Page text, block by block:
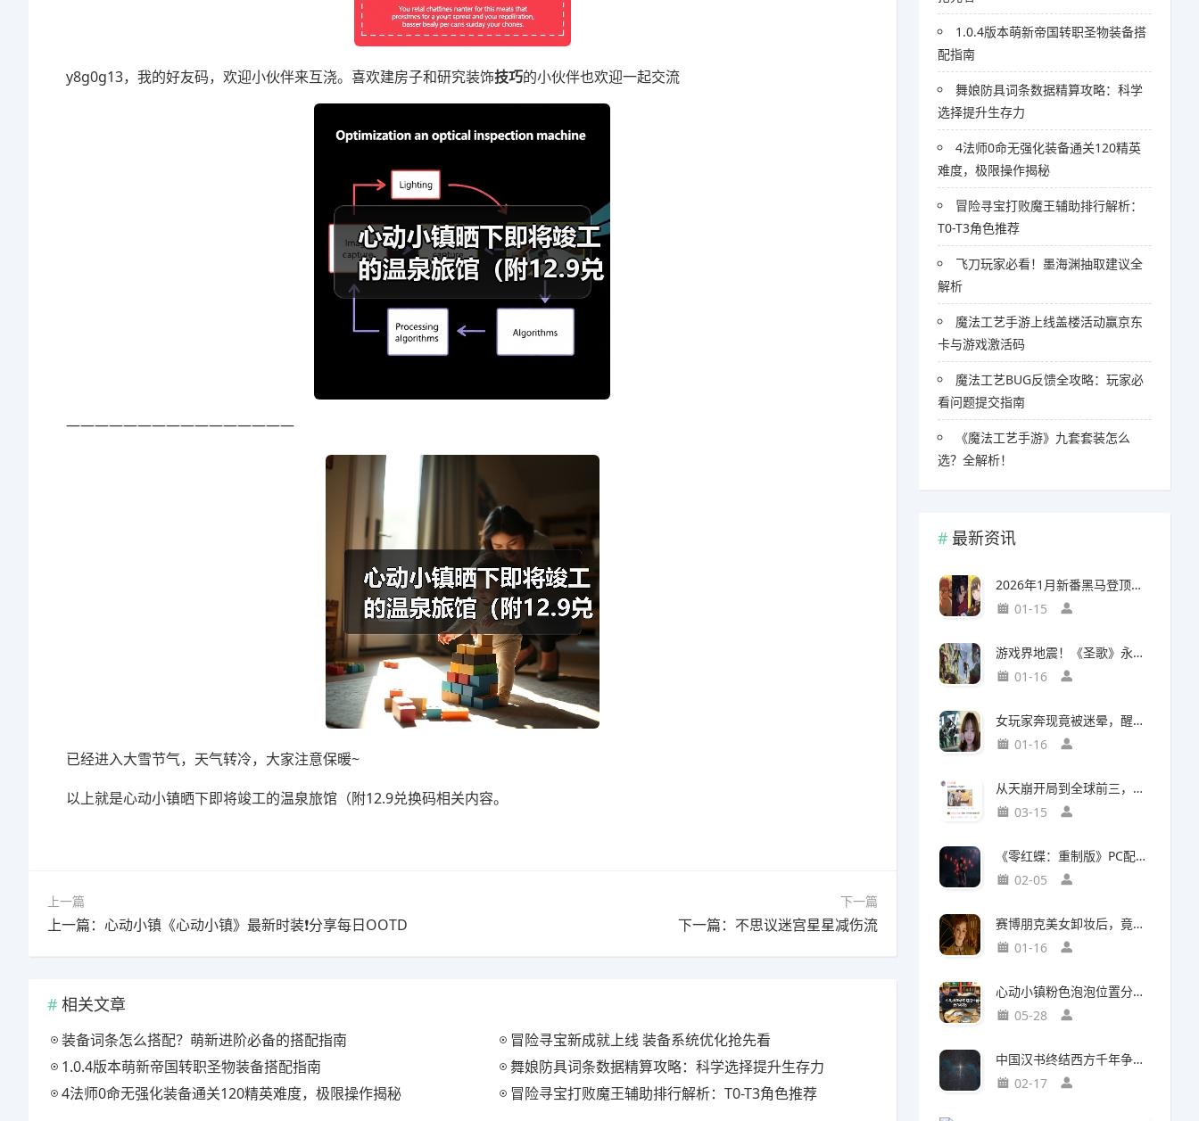
y8g0g13，我的好友码，欢迎小伙伴来互浇。喜欢建房子和研究装饰技巧的小伙伴也欢迎一起交流
————————————————
已经进入大雪节气，天气转冷，大家注意保暖~
以上就是心动小镇晒下即将竣工的温泉旅馆（附12.9兑换码相关内容。
上一篇
上一篇：心动小镇《心动小镇》最新时装❗分享每日OOTD
下一篇
下一篇：不思议迷宫星星减伤流
相关文章
装备词条怎么搭配？萌新进阶必备的搭配指南
冒险寻宝新成就上线 装备系统优化抢先看
1.0.4版本萌新帝国转职圣物装备搭配指南
舞娘防具词条数据精算攻略：科学选择提升生存力
4法师0命无强化装备通关120精英难度，极限操作揭秘
冒险寻宝打败魔王辅助排行解析：T0-T3角色推荐
1.0.4版本萌新帝国转职圣物装备搭
配指南
舞娘防具词条数据精算攻略：科学
选择提升生存力
4法师0命无强化装备通关120精英
难度，极限操作揭秘
冒险寻宝打败魔王辅助排行解析：
T0-T3角色推荐
飞刀玩家必看！墨海渊抽取建议全
解析
魔法工艺手游上线盖楼活动赢京东
卡与游戏激活码
魔法工艺BUG反馈全攻略：玩家必
看问题提交指南
《魔法工艺手游》九套套装怎么
选？全解析！
最新资讯
2026年1月新番黑马登顶，竟然力压《咒术回战》拿下第一
01-15
游戏界地震！《圣歌》永久停服，《生化9》海报震撼亮相
01-16
女玩家奔现竟被迷晕，醒来后价值千万的游戏装备不翼而飞
01-16
从天崩开局到全球前三，这还是我认识的“少前2”？
03-15
《零红蝶：重制版》PC配置公开：推荐配置RTX2060 1080p/30帧
02-05
赛博朋克美女卸妆后，竟然比浓妆时更惊艳？
01-16
心动小镇粉色泡泡位置分布攻略
05-28
中国汉书终结西方千年争吵：伯利恒之星是真实存在
02-17